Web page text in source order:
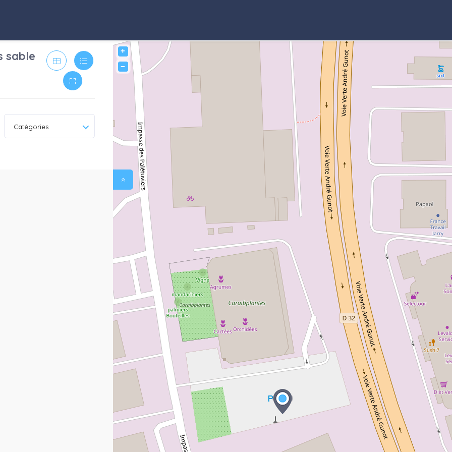
+
−
sable
Catégories